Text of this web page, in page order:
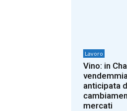
Lavoro
Vino: in
anticipata
mercati